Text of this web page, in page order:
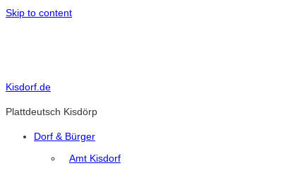
Skip to content
Kisdorf.de
Plattdeutsch Kisdörp
Dorf & Bürger
Amt Kisdorf